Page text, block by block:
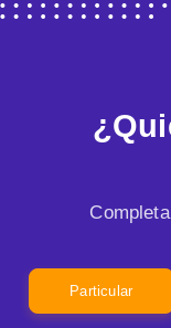
Particular